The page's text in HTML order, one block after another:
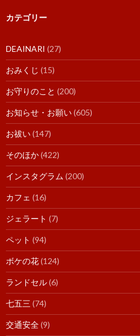
カテゴリー
DEAINARI (27)
おみくじ (15)
お守りのこと (200)
お知らせ・お願い(605)
お祓い(147)
そのほか(422)
インスタグラム (200)
カフェ (16)
ジェラート (7)
ペット (94)
ボケの花(124)
ランドセル(6)
七五三 (74)
交通安全(9)